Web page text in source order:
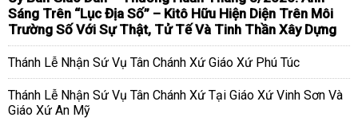
Sáng Trên “Lục Địa Số” – Kitô Hữu Hiện Diện Trên Môi
Trường Số Với Sự Thật, Tử Tế Và Tinh Thần Xây Dựng
Thánh Lễ Nhận Sứ Vụ Tân Chánh Xứ Giáo Xứ Phú Túc
Thánh Lễ Nhận Sứ Vụ Tân Chánh Xứ Tại Giáo Xứ Vinh Sơn Và
Giáo Xứ An Mỹ